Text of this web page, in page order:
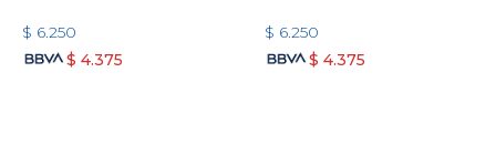
$ 6.250
$ 4.375
$ 6.250
$ 4.375